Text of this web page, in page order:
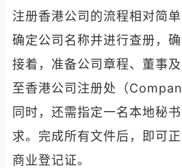
注册香港公司的流程相对简
确定公司名称并进行查册，确
接着，准备公司章程、董事
至香港公司注册处（
同时，还需指定一名本地秘
求。完成所有文件后，即可
商业登记证。